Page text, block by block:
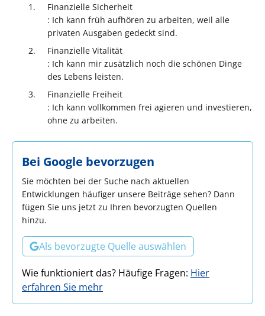
Finanzielle Sicherheit
: Ich kann früh aufhören zu arbeiten, weil alle
privaten Ausgaben gedeckt sind.
Finanzielle Vitalität
: Ich kann mir zusätzlich noch die schönen Dinge
des Lebens leisten.
Finanzielle Freiheit
: Ich kann vollkommen frei agieren und investieren,
ohne zu arbeiten.
Bei Google bevorzugen
Sie möchten bei der Suche nach aktuellen
Entwicklungen häufiger unsere Beiträge sehen? Dann
fügen Sie uns jetzt zu Ihren bevorzugten Quellen
hinzu.
Als bevorzugte Quelle auswählen
Wie funktioniert das? Häufige Fragen: Hier
erfahren Sie mehr